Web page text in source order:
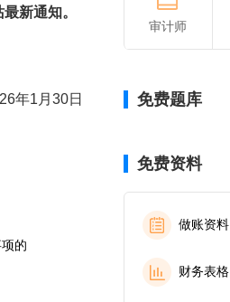
新通知。
日
的
审计师
免费题库
免费资料
做账资料
财务表格